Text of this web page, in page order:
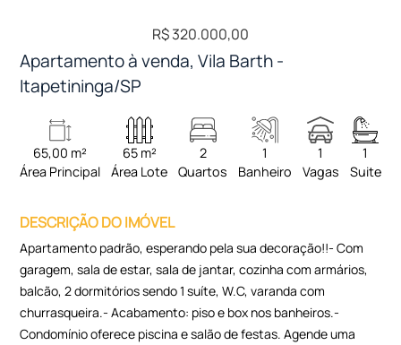
R$ 320.000,00
Apartamento à venda, Vila Barth -
Itapetininga/SP
65,00 m²
Área Principal
65 m²
Área Lote
2
Quartos
1
Banheiro
1
Vagas
1
Suite
DESCRIÇÃO DO IMÓVEL
Apartamento padrão, esperando pela sua decoração!!- Com
garagem, sala de estar, sala de jantar, cozinha com armários,
balcão, 2 dormitórios sendo 1 suíte, W.C, varanda com
churrasqueira.- Acabamento: piso e box nos banheiros.-
Condomínio oferece piscina e salão de festas. Agende uma